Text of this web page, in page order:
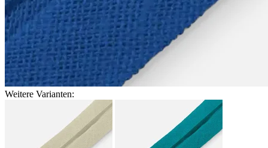
Weitere Varianten: